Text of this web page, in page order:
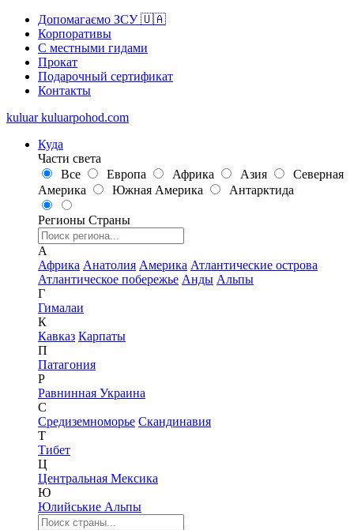
Допомагаємо ЗСУ 🇺🇦
Корпоративы
С местными гидами
Прокат
Подарочный сертификат
Контакты
kuluar kuluarpohod.com
Куда
Части света
Все
Европа Африка Азия
Северная
Америка
Южная Америка Антарктида
Регионы Страны
А
Африка Анатолия Америка Атлантические острова
Атлантическое побережье Анды Альпы
Г
Гималаи
К
Кавказ Карпаты
П
Патагония
Р
Равнинная Украина
С
Средиземноморье Скандинавия
Т
Тибет
Ц
Центральная Мексика
Ю
Юлийськие Альпы